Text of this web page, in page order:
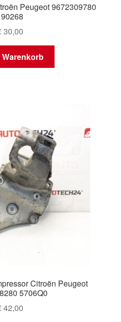
Peugeot 9672309780
30,00
Warenkorb
Citroën Peugeot
5706Q0
42,00